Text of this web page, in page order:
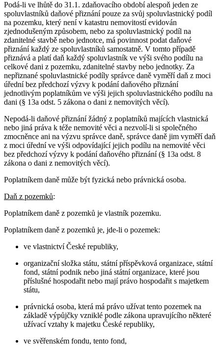
Podá-li ve lhůtě do 31.1. zdaňovacího období alespoň jeden ze
spoluvlastníků daňové přiznání pouze za svůj spoluvlastnický podíl
na pozemku, který není v katastru nemovitostí evidován
zjednodušeným způsobem, nebo za spoluvlastnický podíl na
zdanitelné stavbě nebo jednotce, má povinnost podat daňové
přiznání každý ze spoluvlastníků samostatně. V tomto případě
přiznává a platí daň každý spoluvlastník ve výši svého podílu na
celkové dani z pozemku, zdanitelné stavby nebo jednotky. Za
nepřiznané spoluvlastnické podíly správce daně vyměří daň z moci
úřední bez předchozí výzvy k podání daňového přiznání
jednotlivým poplatníkům ve výši jejich spoluvlastnického podílu na
dani (§ 13a odst. 5 zákona o dani z nemovitých věcí).
Nepodá-li daňové přiznání žádný z poplatníků majících vlastnická
nebo jiná práva k téže nemovité věci a nezvolí-li si společného
zmocněnce ani na výzvu správce daně, správce daně jim vyměří daň
z moci úřední ve výši odpovídající jejich podílu na nemovité věci
bez předchozí výzvy k podání daňového přiznání (§ 13a odst. 8
zákona o dani z nemovitých věcí).
Poplatníkem daně může být fyzická nebo právnická osoba.
Daň z pozemků:
Poplatníkem daně z pozemků je vlastník pozemku.
Poplatníkem daně z pozemků je, jde-li o pozemek:
ve vlastnictví České republiky,
organizační složka státu, státní příspěvková organizace, státní
fond, státní podnik nebo jiná státní organizace, které jsou
příslušné hospodařit nebo mají právo hospodařit s majetkem
státu,
právnická osoba, která má právo užívat tento pozemek na
základě výpůjčky vzniklé podle zákona upravujícího některé
užívací vztahy k majetku České republiky,
ve svěřenském fondu, tento fond,